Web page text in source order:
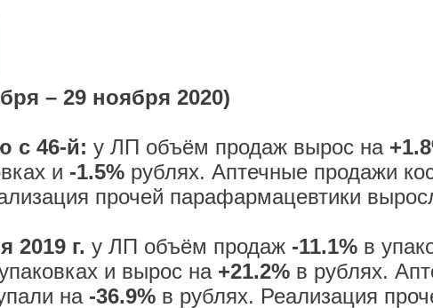
– 29 ноября 2020)
с 46-й: у ЛП объём продаж вырос на
и -1.5% рублях. Аптечные продажи
прочей парафармацевтики
2019 г. у ЛП объём продаж -11.1% в
и вырос на +21.2% в рублях.
на -36.9% в рублях. Реализация